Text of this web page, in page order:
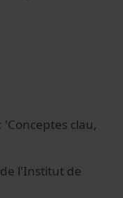
clau,
l'Institut de